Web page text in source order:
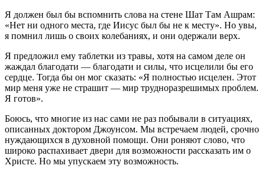
Я должен был бы вспомнить слова на стене Шат Там Ашрам:
«Нет ни одного места, где Иисус был бы не к месту». Но увы,
я помнил лишь о своих колебаниях, и они одержали верх.
Я предложил ему таблетки из травы, хотя на самом деле он
жаждал благодати — благодати и силы, что исцелили бы его
сердце. Тогда бы он мог сказать: «Я полностью исцелен. Этот
мир меня уже не страшит — мир трудноразрешимых проблем.
Я готов».
Боюсь, что многие из нас сами не раз побывали в ситуациях,
описанных доктором Джоунсом. Мы встречаем людей, срочно
нуждающихся в духовной помощи. Они роняют слово, что
широко распахивает двери для возможности рассказать им о
Христе. Но мы упускаем эту возможность.